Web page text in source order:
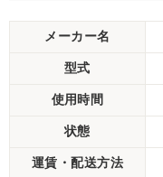
メーカー名
型式
使用時間
状態
運賃・配送方法